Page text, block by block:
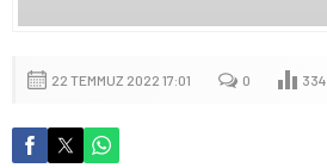
22 TEMMUZ 2022 17:01 0 334